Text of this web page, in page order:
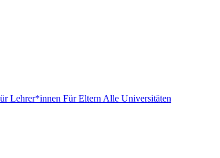
Lehrer*innen Für Eltern Alle Universitäten